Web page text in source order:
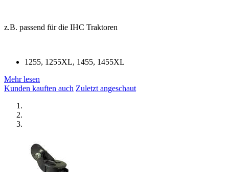
z.B. passend für die IHC Traktoren
1255, 1255XL, 1455, 1455XL
Mehr lesen
Kunden kauften auch Zuletzt angeschaut